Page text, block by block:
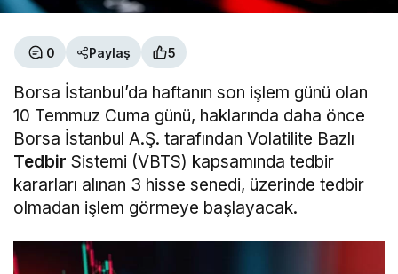
0 Paylaş 5
Borsa İstanbul’da haftanın son işlem günü olan
10 Temmuz Cuma günü, haklarında daha önce
Borsa İstanbul A.Ş. tarafından Volatilite Bazlı
Tedbir Sistemi (VBTS) kapsamında tedbir
kararları alınan 3 hisse senedi, üzerinde tedbir
olmadan işlem görmeye başlayacak.